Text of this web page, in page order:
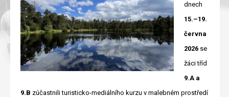
dnech
15.–19.
června
2026 se
žáci tříd
9.A a
9.B zúčastnili turisticko-mediálního kurzu v malebném prostředí